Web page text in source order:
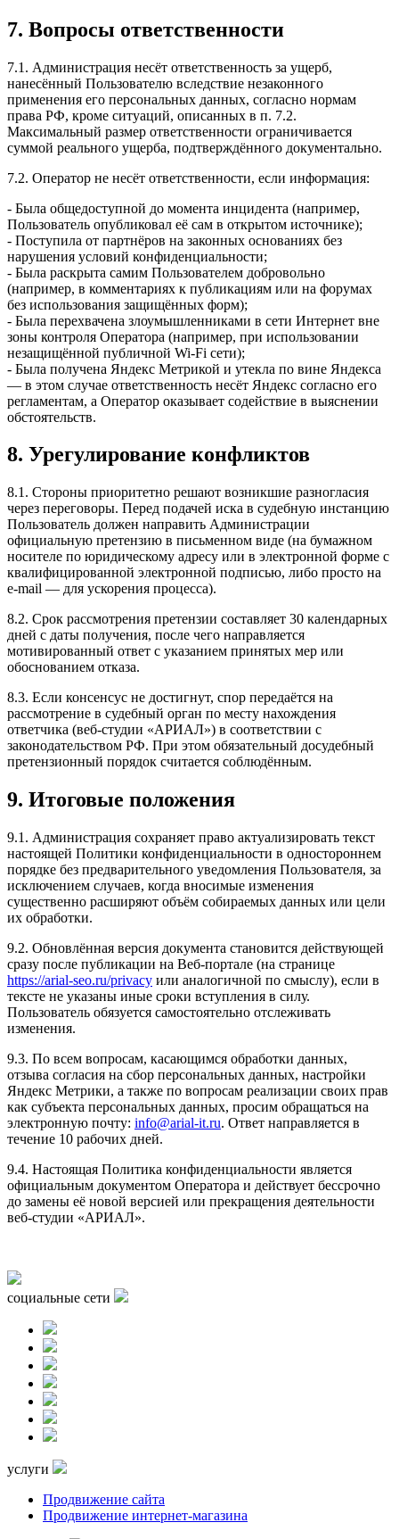
7. Вопросы ответственности
7.1. Администрация несёт ответственность за ущерб,
нанесённый Пользователю вследствие незаконного
применения его персональных данных, согласно нормам
права РФ, кроме ситуаций, описанных в п. 7.2.
Максимальный размер ответственности ограничивается
суммой реального ущерба, подтверждённого документально.
7.2. Оператор не несёт ответственности, если информация:
- Была общедоступной до момента инцидента (например,
Пользователь опубликовал её сам в открытом источнике);
- Поступила от партнёров на законных основаниях без
нарушения условий конфиденциальности;
- Была раскрыта самим Пользователем добровольно
(например, в комментариях к публикациям или на форумах
без использования защищённых форм);
- Была перехвачена злоумышленниками в сети Интернет вне
зоны контроля Оператора (например, при использовании
незащищённой публичной Wi-Fi сети);
- Была получена Яндекс Метрикой и утекла по вине Яндекса
— в этом случае ответственность несёт Яндекс согласно его
регламентам, а Оператор оказывает содействие в выяснении
обстоятельств.
8. Урегулирование конфликтов
8.1. Стороны приоритетно решают возникшие разногласия
через переговоры. Перед подачей иска в судебную инстанцию
Пользователь должен направить Администрации
официальную претензию в письменном виде (на бумажном
носителе по юридическому адресу или в электронной форме с
квалифицированной электронной подписью, либо просто на
e-mail — для ускорения процесса).
8.2. Срок рассмотрения претензии составляет 30 календарных
дней с даты получения, после чего направляется
мотивированный ответ с указанием принятых мер или
обоснованием отказа.
8.3. Если консенсус не достигнут, спор передаётся на
рассмотрение в судебный орган по месту нахождения
ответчика (веб-студии «АРИАЛ») в соответствии с
законодательством РФ. При этом обязательный досудебный
претензионный порядок считается соблюдённым.
9. Итоговые положения
9.1. Администрация сохраняет право актуализировать текст
настоящей Политики конфиденциальности в одностороннем
порядке без предварительного уведомления Пользователя, за
исключением случаев, когда вносимые изменения
существенно расширяют объём собираемых данных или цели
их обработки.
9.2. Обновлённая версия документа становится действующей
сразу после публикации на Веб-портале (на странице
https://arial-seo.ru/privacy или аналогичной по смыслу), если в
тексте не указаны иные сроки вступления в силу.
Пользователь обязуется самостоятельно отслеживать
изменения.
9.3. По всем вопросам, касающимся обработки данных,
отзыва согласия на сбор персональных данных, настройки
Яндекс Метрики, а также по вопросам реализации своих прав
как субъекта персональных данных, просим обращаться на
электронную почту: info@arial-it.ru. Ответ направляется в
течение 10 рабочих дней.
9.4. Настоящая Политика конфиденциальности является
официальным документом Оператора и действует бессрочно
до замены её новой версией или прекращения деятельности
веб-студии «АРИАЛ».
социальные сети
услуги
Продвижение сайта
Продвижение интернет-магазина